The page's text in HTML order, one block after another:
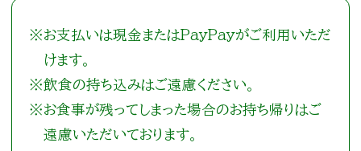
※お支払いは現金またはPayPayがご利用いただ
けます。
※飲食の持ち込みはご遠慮ください。
※お食事が残ってしまった場合のお持ち帰りはご
遠慮いただいております。